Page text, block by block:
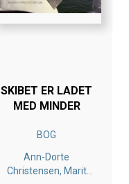
SKIBET ER LADET
MED MINDER
BOG
Ann-Dorte
Christensen, Marit